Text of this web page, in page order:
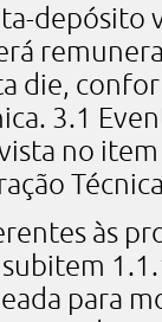
depósito
die,
3.1
no
às
para